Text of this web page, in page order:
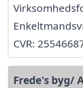
CVR:
Frede's byg/